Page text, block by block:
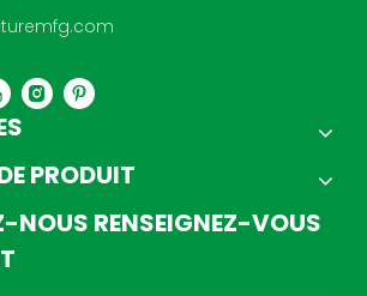
PRODUIT
NOUS RENSEIGNEZ-VOUS